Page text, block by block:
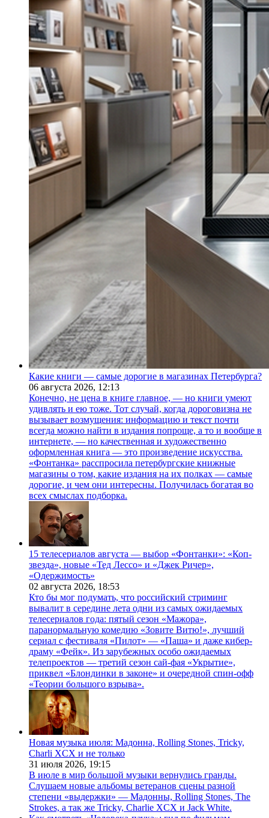
Какие книги — самые дорогие в магазинах Петербурга?
06 августа 2026, 12:13
Конечно, не цена в книге главное, — но книги умеют
удивлять и ею тоже. Тот случай, когда дороговизна не
вызывает возмущения: информацию и текст почти
всегда можно найти в издания попроще, а то и вообще в
интернете, — но качественная и художественно
оформленная книга — это произведение искусства.
«Фонтанка» расспросила петербургские книжные
магазины о том, какие издания на их полках — самые
дорогие, и чем они интересны. Получилась богатая во
всех смыслах подборка.
15 телесериалов августа — выбор «Фонтанки»: «Коп-
звезда», новые «Тед Лессо» и «Джек Ричер»,
«Одержимость»
02 августа 2026, 18:53
Кто бы мог подумать, что российский стриминг
вывалит в середине лета одни из самых ожидаемых
телесериалов года: пятый сезон «Мажора»,
паранормальную комедию «Зовите Витю!», лучший
сериал с фестиваля «Пилот» — «Паша» и даже кибер-
драму «Фейк». Из зарубежных особо ожидаемых
телепроектов — третий сезон сай-фая «Укрытие»,
приквел «Блондинки в законе» и очередной спин-офф
«Теории большого взрыва».
Новая музыка июля: Мадонна, Rolling Stones, Tricky,
Charli XCX и не только
31 июля 2026, 19:15
В июле в мир большой музыки вернулись гранды.
Слушаем новые альбомы ветеранов сцены разной
степени «выдержки» — Мадонны, Rolling Stones, The
Strokes, а так же Tricky, Charlie XCX и Jack White.